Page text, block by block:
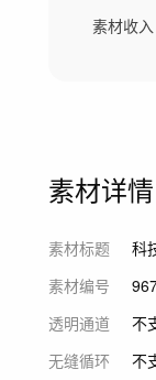
素材收入
素材详情
素材标题
科
素材编号
透明通道
不
无缝循环
不